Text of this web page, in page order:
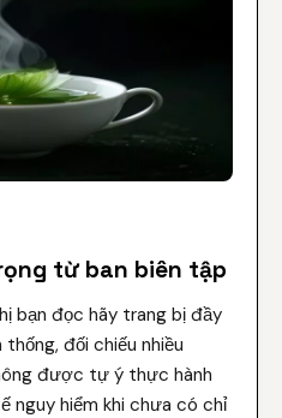
từ ban biên tập
bạn đọc hãy trang bị đầy
đối chiếu nhiều
được tự ý thực hành
nguy hiểm khi chưa có chỉ